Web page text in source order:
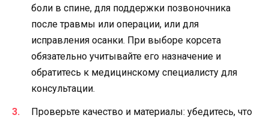
боли в спине, для поддержки позвоночника
после травмы или операции, или для
исправления осанки. При выборе корсета
обязательно учитывайте его назначение и
обратитесь к медицинскому специалисту для
консультации.
Проверьте качество и материалы: убедитесь, что